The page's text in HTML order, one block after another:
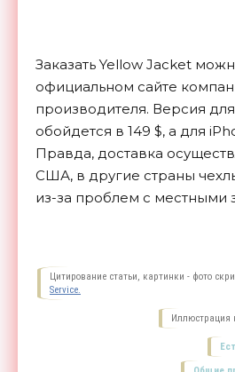
Заказать Yellow Jacket
официальном сайте
производителя. Версия
обойдется в 149 $, а для
Правда, доставка
США, в другие страны
из-за проблем с местными
Цитирование статьи, картинки - фото
Service.
Иллюстрация